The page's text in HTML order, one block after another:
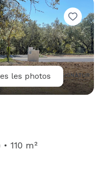
les photos
110 m²